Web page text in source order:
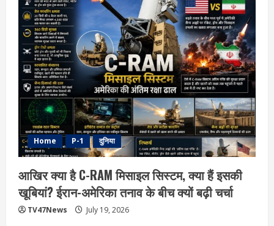
Home P-1 दुनिया
आखिर क्या है C-RAM मिसाइल सिस्टम, क्या हैं इसकी
खूबियां? ईरान-अमेरिका तनाव के बीच क्यों बढ़ी चर्चा
TV47News July 19, 2026